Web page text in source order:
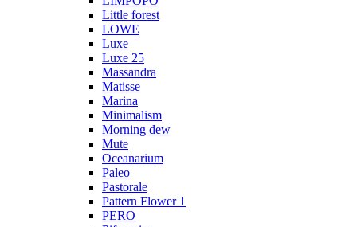
Little forest
LOWE
Luxe
Luxe 25
Massandra
Matisse
Marina
Minimalism
Morning dew
Mute
Oceanarium
Paleo
Pastorale
Pattern Flower 1
PERO